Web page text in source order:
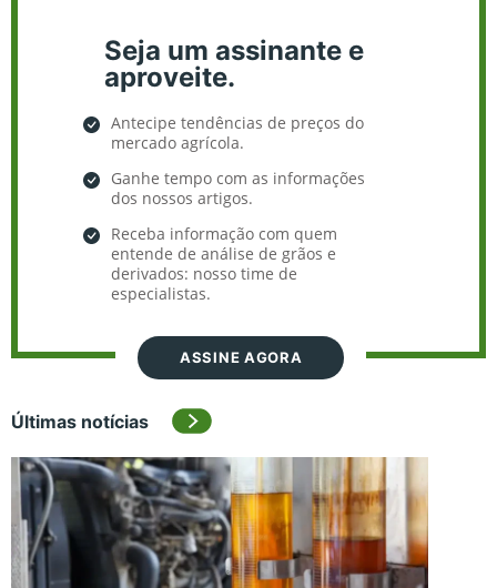
Seja um assinante e
aproveite.
Antecipe tendências de preços do
mercado agrícola.
Ganhe tempo com as informações
dos nossos artigos.
Receba informação com quem
entende de análise de grãos e
derivados: nosso time de
especialistas.
ASSINE AGORA
Últimas notícias